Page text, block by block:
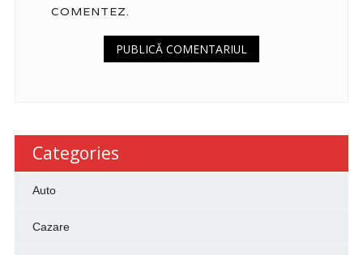
COMENTEZ.
Categories
Auto
Cazare